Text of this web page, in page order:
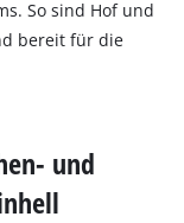
So sind Hof und
bereit für die
und